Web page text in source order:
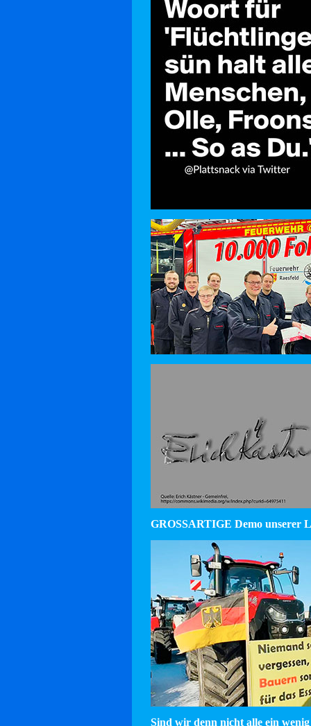
GROSSARTIGE Demo unserer
Sind wir denn nicht alle ein wenig